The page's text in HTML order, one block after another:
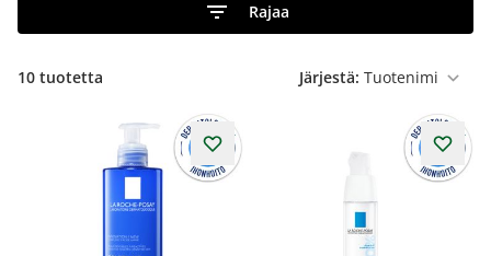
Rajaa
10 tuotetta Järjestä: